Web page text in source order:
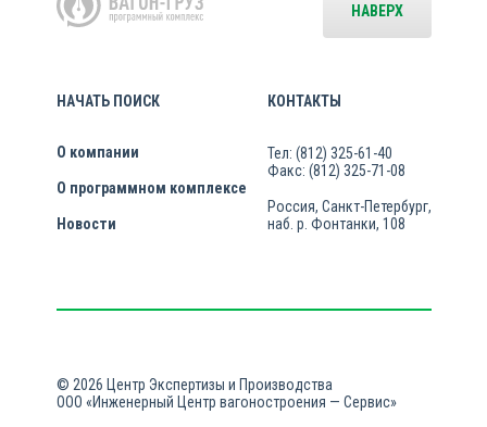
НАЧАТЬ ПОИСК
О компании
О программном комплексе
Новости
КОНТАКТЫ
Тел: (812) 325-61-40
Факс: (812) 325-71-08
Россия, Санкт-Петербург,
наб. р. Фонтанки, 108
НАВЕРХ
© 2026 Центр Экспертизы и Производства
ООО «Инженерный Центр вагоностроения — Сервис»